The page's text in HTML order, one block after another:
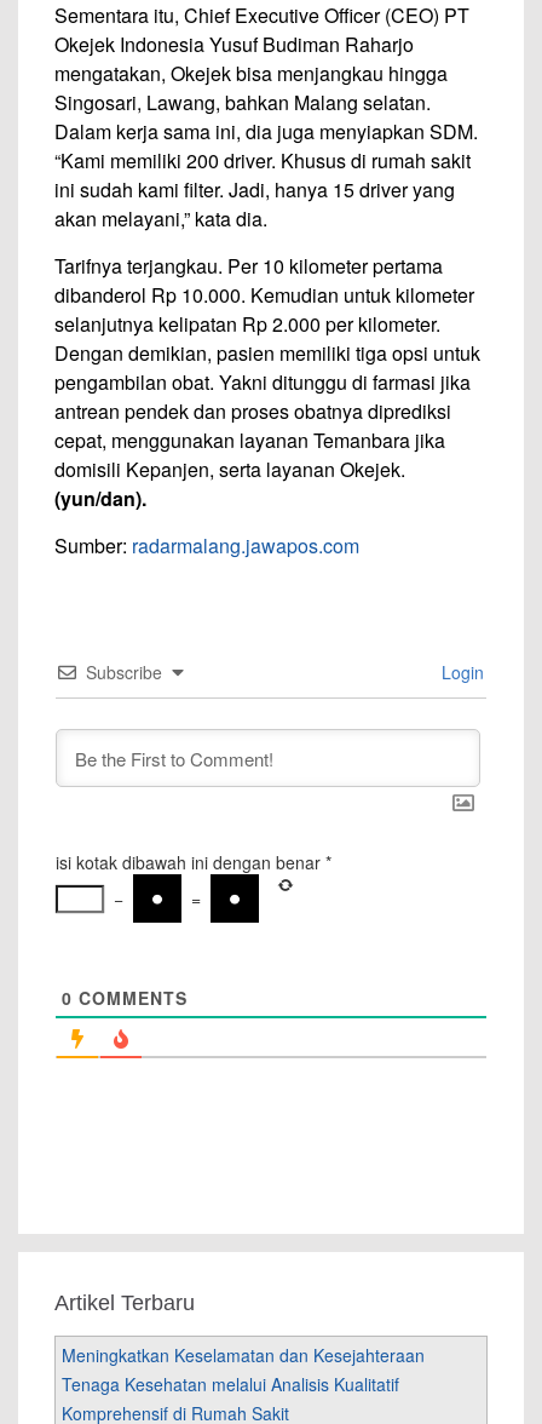
Sementara itu, Chief Executive Officer (CEO) PT
Okejek Indonesia Yusuf Budiman Raharjo
mengatakan, Okejek bisa menjangkau hingga
Singosari, Lawang, bahkan Malang selatan.
Dalam kerja sama ini, dia juga menyiapkan SDM.
“Kami memiliki 200 driver. Khusus di rumah sakit
ini sudah kami filter. Jadi, hanya 15 driver yang
akan melayani,” kata dia.
Tarifnya terjangkau. Per 10 kilometer pertama
dibanderol Rp 10.000. Kemudian untuk kilometer
selanjutnya kelipatan Rp 2.000 per kilometer.
Dengan demikian, pasien memiliki tiga opsi untuk
pengambilan obat. Yakni ditunggu di farmasi jika
antrean pendek dan proses obatnya diprediksi
cepat, menggunakan layanan Temanbara jika
domisili Kepanjen, serta layanan Okejek.
(yun/dan).
Sumber: radarmalang.jawapos.com
Subscribe Login
isi kotak dibawah ini dengan benar *
−
=
0 COMMENTS
Artikel Terbaru
Meningkatkan Keselamatan dan Kesejahteraan
Tenaga Kesehatan melalui Analisis Kualitatif
Komprehensif di Rumah Sakit